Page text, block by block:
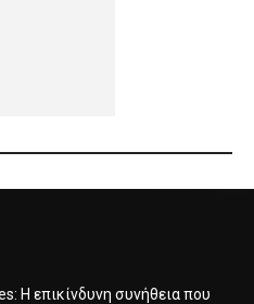
Η επικίνδυνη συνήθεια που